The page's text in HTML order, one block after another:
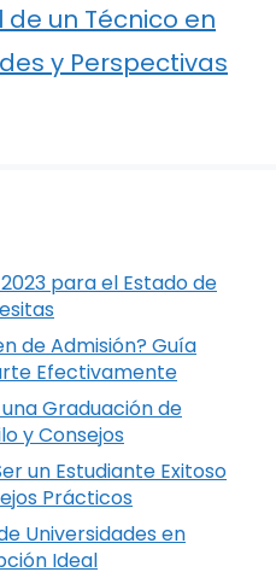
un Técnico en
y Perspectivas
para el Estado de
de Admisión? Guía
Efectivamente
Graduación de
y Consejos
un Estudiante Exitoso
Prácticos
Universidades en
Ideal